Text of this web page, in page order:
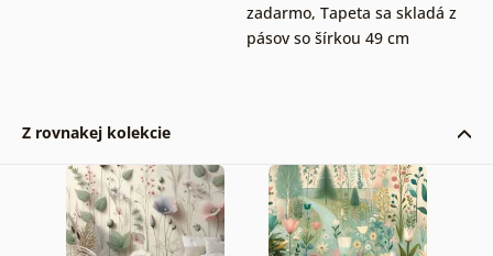
zadarmo, Tapeta sa skladá z
pásov so šírkou 49 cm
Z rovnakej kolekcie